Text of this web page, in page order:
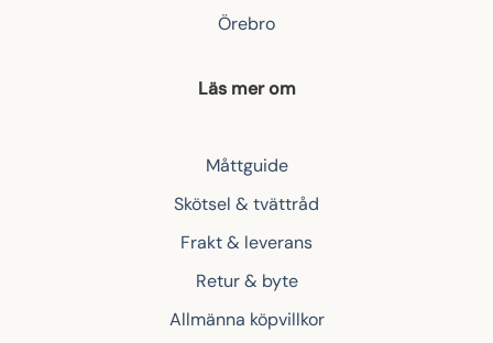
Örebro
Läs mer om
Måttguide
Skötsel & tvättråd
Frakt & leverans
Retur & byte
Allmänna köpvillkor